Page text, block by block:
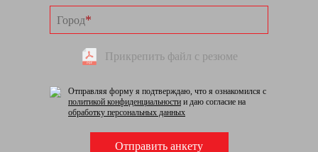
Город*
Прикрепить файл с резюме
Отправляя форму я подтверждаю, что я ознакомился с
политикой конфиденциальности и даю согласие на
обработку персональных данных